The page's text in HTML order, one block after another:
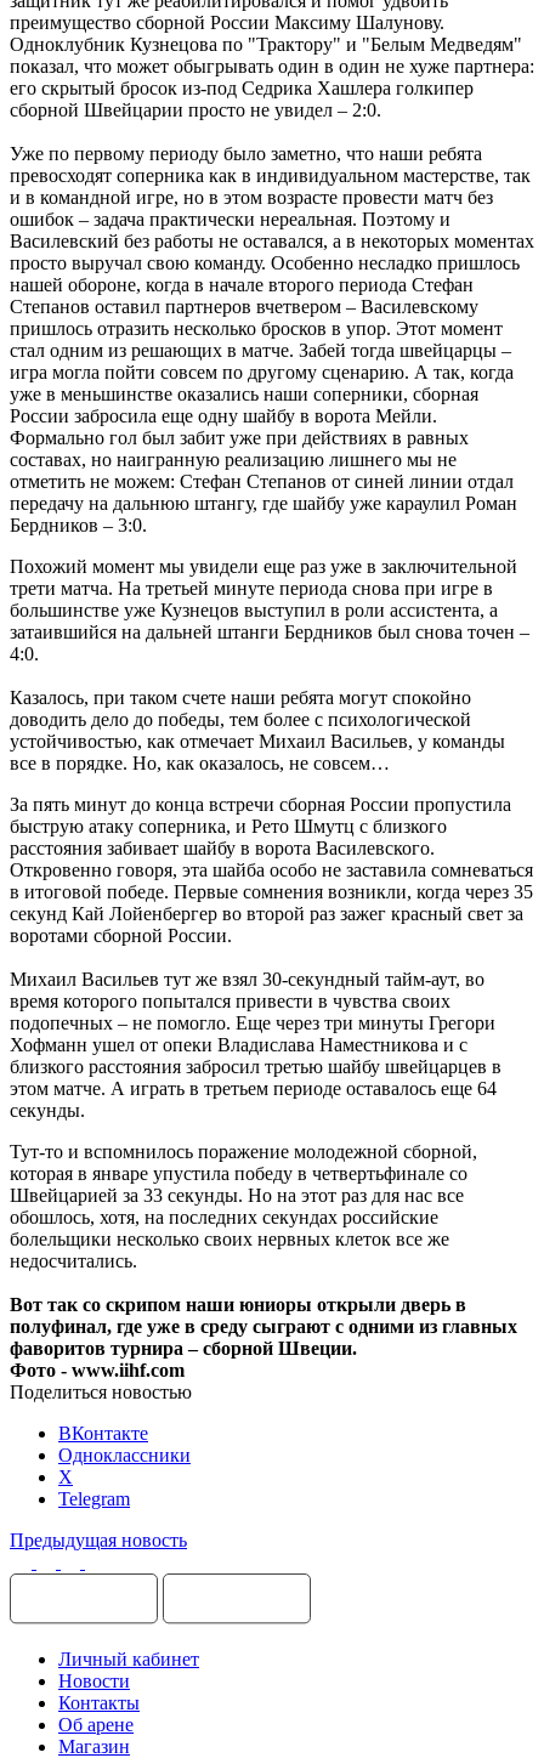
преимущество сборной России Максиму Шалунову.
Одноклубник Кузнецова по "Трактору" и "Белым Медведям"
показал, что может обыгрывать один в один не хуже партнера:
его скрытый бросок из-под Седрика Хашлера голкипер
сборной Швейцарии просто не увидел – 2:0.
Уже по первому периоду было заметно, что наши ребята
превосходят соперника как в индивидуальном мастерстве, так
и в командной игре, но в этом возрасте провести матч без
ошибок – задача практически нереальная. Поэтому и
Василевский без работы не оставался, а в некоторых моментах
просто выручал свою команду. Особенно несладко пришлось
нашей обороне, когда в начале второго периода Стефан
Степанов оставил партнеров вчетвером – Василевскому
пришлось отразить несколько бросков в упор. Этот момент
стал одним из решающих в матче. Забей тогда швейцарцы –
игра могла пойти совсем по другому сценарию. А так, когда
уже в меньшинстве оказались наши соперники, сборная
России забросила еще одну шайбу в ворота Мейли.
Формально гол был забит уже при действиях в равных
составах, но наигранную реализацию лишнего мы не
отметить не можем: Стефан Степанов от синей линии отдал
передачу на дальнюю штангу, где шайбу уже караулил Роман
Бердников – 3:0.
Похожий момент мы увидели еще раз уже в заключительной
трети матча. На третьей минуте периода снова при игре в
большинстве уже Кузнецов выступил в роли ассистента, а
затаившийся на дальней штанги Бердников был снова точен –
4:0.
Казалось, при таком счете наши ребята могут спокойно
доводить дело до победы, тем более с психологической
устойчивостью, как отмечает Михаил Васильев, у команды
все в порядке. Но, как оказалось, не совсем…
За пять минут до конца встречи сборная России пропустила
быструю атаку соперника, и Рето Шмутц с близкого
расстояния забивает шайбу в ворота Василевского.
Откровенно говоря, эта шайба особо не заставила сомневаться
в итоговой победе. Первые сомнения возникли, когда через 35
секунд Кай Лойенбергер во второй раз зажег красный свет за
воротами сборной России.
Михаил Васильев тут же взял 30-секундный тайм-аут, во
время которого попытался привести в чувства своих
подопечных – не помогло. Еще через три минуты Грегори
Хофманн ушел от опеки Владислава Наместникова и с
близкого расстояния забросил третью шайбу швейцарцев в
этом матче. А играть в третьем периоде оставалось еще 64
секунды.
Тут-то и вспомнилось поражение молодежной сборной,
которая в январе упустила победу в четвертьфинале со
Швейцарией за 33 секунды. Но на этот раз для нас все
обошлось, хотя, на последних секундах российские
болельщики несколько своих нервных клеток все же
недосчитались.
Вот так со скрипом наши юниоры открыли дверь в
полуфинал, где уже в среду сыграют с одними из главных
фаворитов турнира – сборной Швеции.
Фото - www.iihf.com
Поделиться новостью
ВКонтакте
Одноклассники
X
Telegram
Предыдущая новость
Личный кабинет
Новости
Контакты
Об арене
Магазин